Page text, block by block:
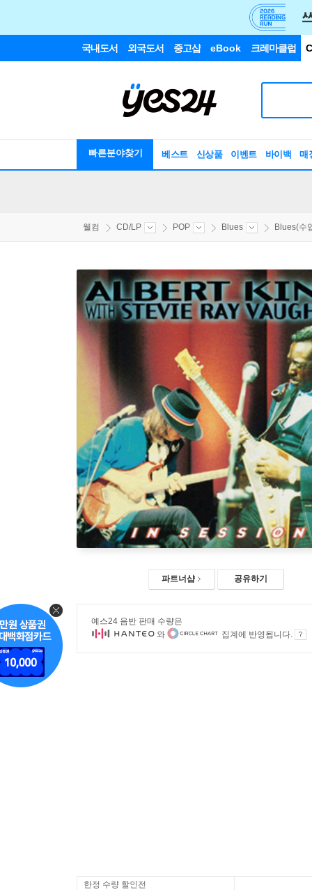
국내도서 외국도서 중고샵 eBook 크레마클럽
빠른분야찾기 베스트 신상품 이벤트 바이백 매
웰컴 CD/LP POP Blues Blues(수
파트너샵 공유하기
예스24 음반 판매 수량은
와
집계에 반영됩니다.
한정 수량 할인전